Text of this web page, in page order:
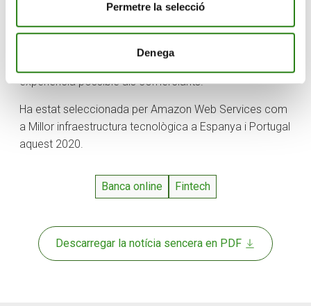
Permetre la selecció
Denega
qualsevol entitat integrar-se amb Shopify i altres
plataformes d’e-commercemitjançant una API senzilla.
Desenvolupa eines per a la gestió de pagaments
experiència possible als comerciants.
Ha estat seleccionada per Amazon Web Services com
a Millor infraestructura tecnològica a Espanya i Portugal
aquest 2020.
Banca online Fintech
Descarregar la notícia sencera en PDF